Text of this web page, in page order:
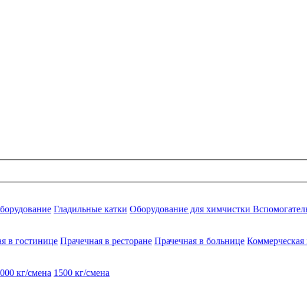
Гладильные катки Оборудование для химчистки
в гостинице Прачечная в ресторане Прачечная в больнице Коммерческая
кг/смена 1500 кг/смена